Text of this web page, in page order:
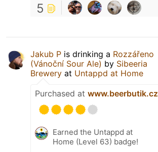
5
Jakub P is drinking a Rozzářeno
(Vánoční Sour Ale) by Sibeeria
Brewery at Untappd at Home
Purchased at www.beerbutik.cz
Earned the Untappd at
Home (Level 63) badge!